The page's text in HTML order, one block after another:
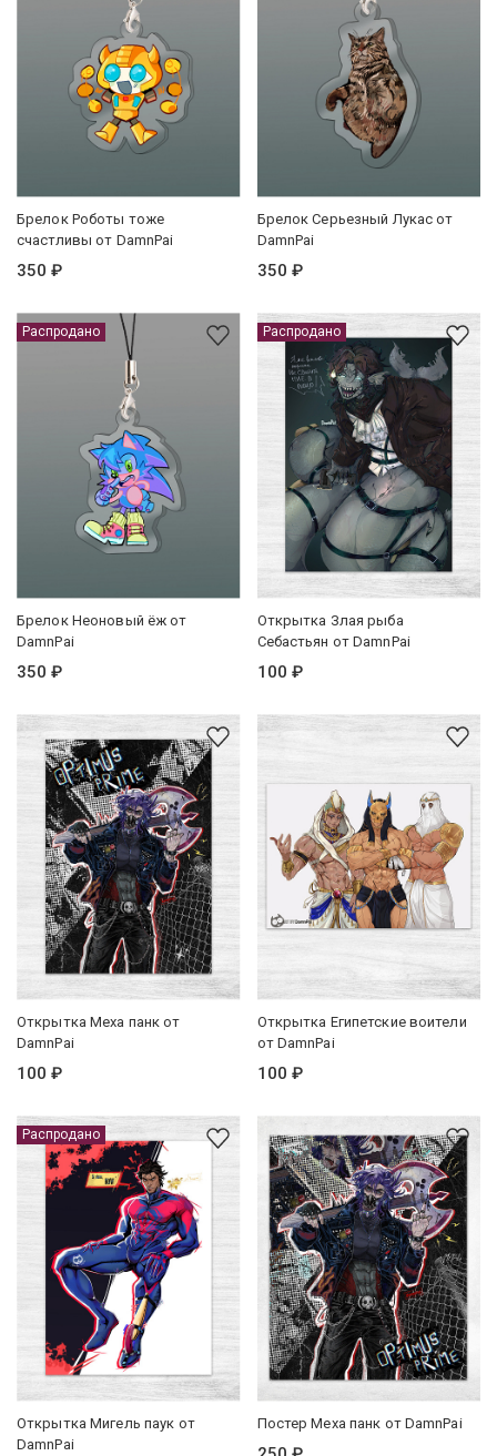
Брелок Роботы тоже
счастливы от DamnPai
350 ₽
Брелок Серьезный Лукас от
DamnPai
350 ₽
Распродано
Брелок Неоновый ёж от
DamnPai
350 ₽
Распродано
Открытка Злая рыба
Себастьян от DamnPai
100 ₽
Открытка Меха панк от
DamnPai
100 ₽
Открытка Египетские воители
от DamnPai
100 ₽
Распродано
Открытка Мигель паук от
DamnPai
Постер Меха панк от DamnPai